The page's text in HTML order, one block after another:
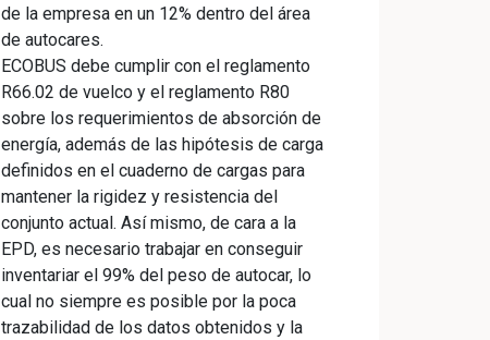
de la empresa en un 12% dentro del área
de autocares.
ECOBUS debe cumplir con el reglamento
R66.02 de vuelco y el reglamento R80
sobre los requerimientos de absorción de
energía, además de las hipótesis de carga
definidos en el cuaderno de cargas para
mantener la rigidez y resistencia del
conjunto actual. Así mismo, de cara a la
EPD, es necesario trabajar en conseguir
inventariar el 99% del peso de autocar, lo
cual no siempre es posible por la poca
trazabilidad de los datos obtenidos y la